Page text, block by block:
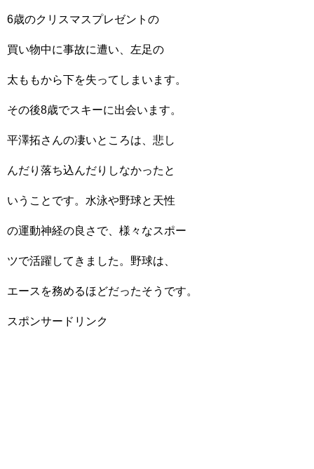
6歳のクリスマスプレゼントの
買い物中に事故に遭い、左足の
太ももから下を失ってしまいます。
その後8歳でスキーに出会います。
平澤拓さんの凄いところは、悲し
んだり落ち込んだりしなかったと
いうことです。水泳や野球と天性
の運動神経の良さで、様々なスポー
ツで活躍してきました。野球は、
エースを務めるほどだったそうです。
スポンサードリンク